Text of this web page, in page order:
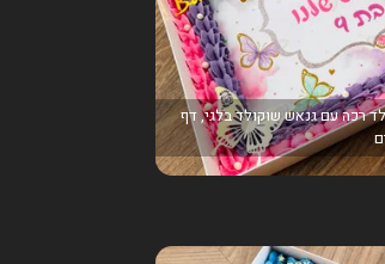
רכה עם גנאש שוקולד בלגי, דף